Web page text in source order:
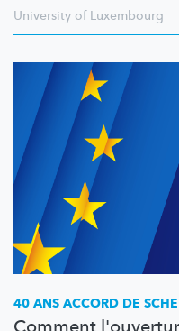
University of Luxembourg
40 ANS ACCORD DE